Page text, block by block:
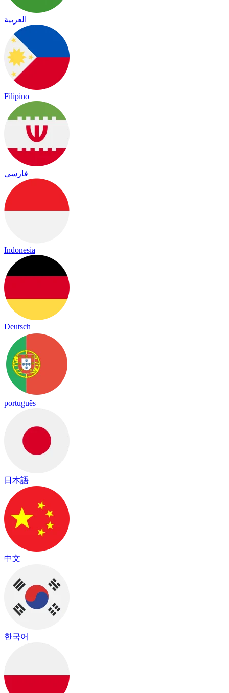
العربية
Filipino
فارسی
Indonesia
Deutsch
português
日本語
中文
한국어